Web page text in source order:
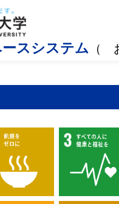
スシステム （